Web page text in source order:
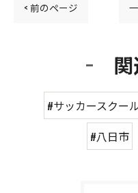
< 前のページ
#サッカースクー
#八日市